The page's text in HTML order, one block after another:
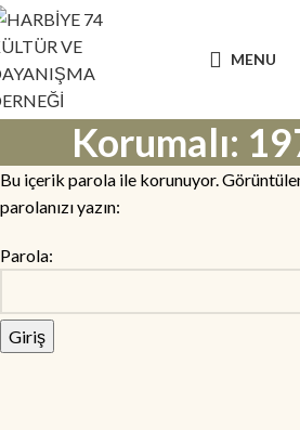
MENU
Korumalı:
Bu içerik parola ile korunuyor.
parolanızı yazın:
Parola: